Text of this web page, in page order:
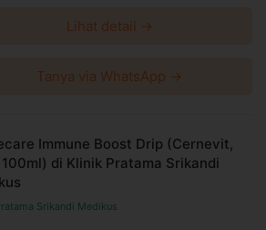
Lihat detail →
Tanya via WhatsApp →
Immune Boost Drip (Cernevit,
100ml) di Klinik Pratama Srikandi
Srikandi Medikus